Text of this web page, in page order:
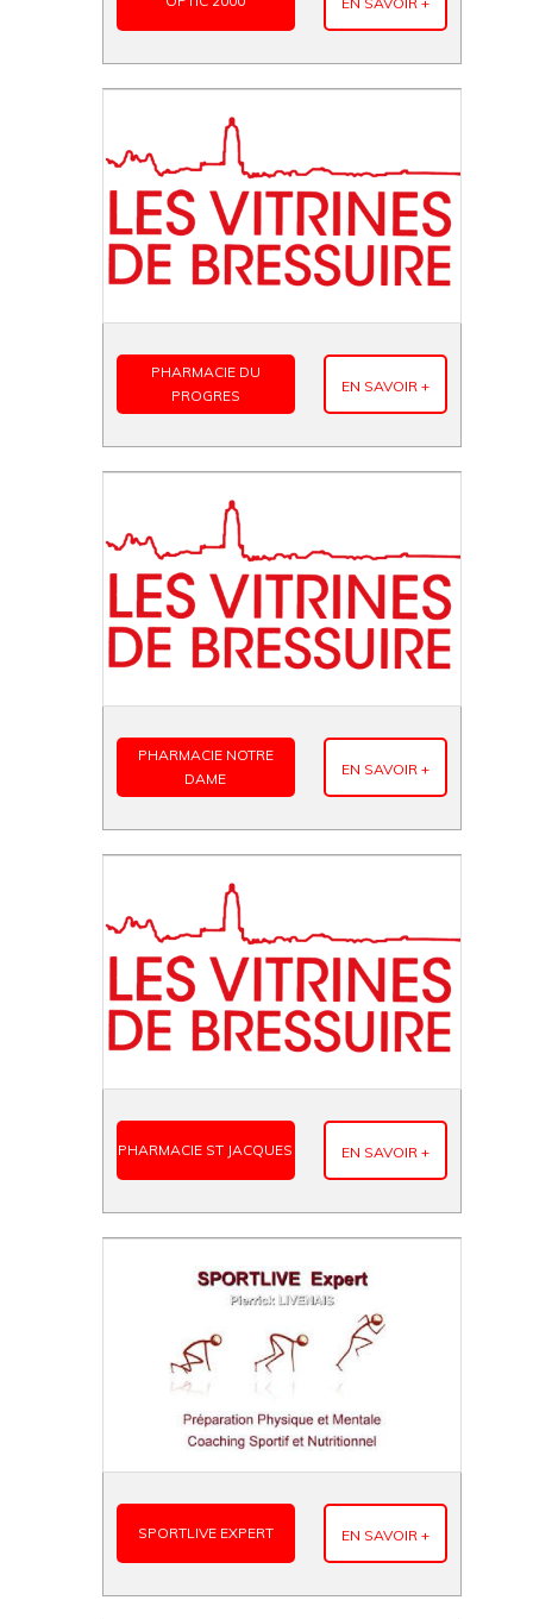
PHARMACIE DU
PROGRES
EN SAVOIR +
PHARMACIE NOTRE
DAME
EN SAVOIR +
PHARMACIE ST JACQUES EN SAVOIR +
SPORTLIVE EXPERT EN SAVOIR +